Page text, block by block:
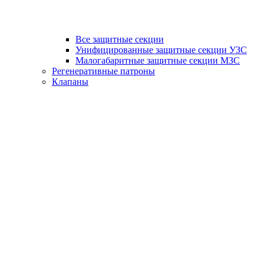
Все защитные секции
Унифицированные защитные секции УЗС
Малогабаритные защитные секции МЗС
Регенеративные патроны
Клапаны